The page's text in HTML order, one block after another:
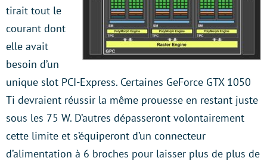
tirait tout le
courant dont
elle avait
besoin d’un
unique slot PCI-Express. Certaines GeForce GTX 1050
Ti devraient réussir la même prouesse en restant juste
sous les 75 W. D’autres dépasseront volontairement
cette limite et s’équiperont d’un connecteur
d’alimentation à 6 broches pour laisser plus de plus de